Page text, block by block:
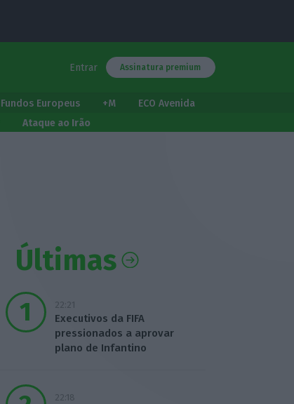
Entrar Assinatura premium
Fundos Europeus +M
ECO Avenida
Ataque ao Irão
Últimas
22:21
Executivos da FIFA
pressionados a aprovar
plano de Infantino
22:18